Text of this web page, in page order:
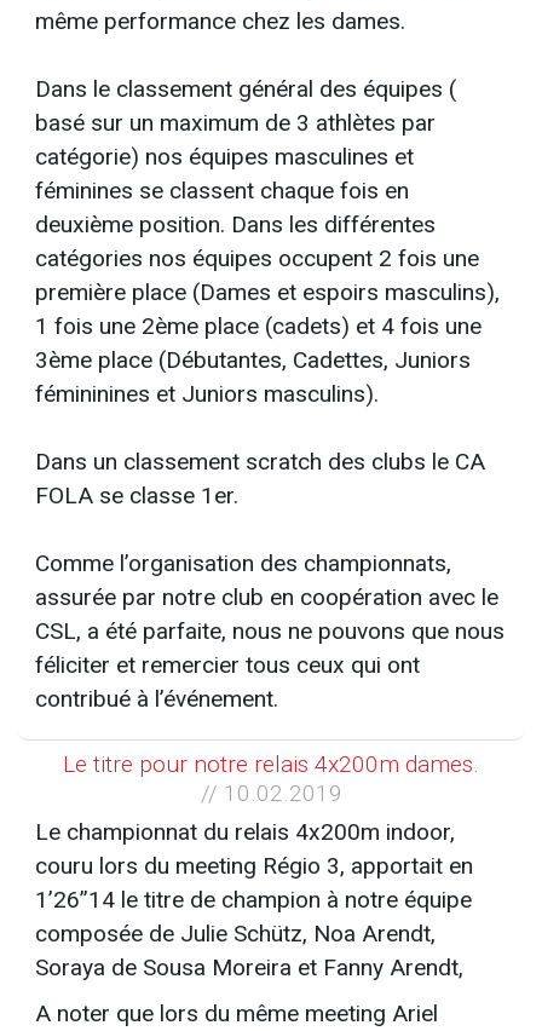
même performance chez les dames.
Dans le classement général des équipes (
basé sur un maximum de 3 athlètes par
catégorie) nos équipes masculines et
féminines se classent chaque fois en
deuxième position. Dans les différentes
catégories nos équipes occupent 2 fois une
première place (Dames et espoirs masculins),
1 fois une 2ème place (cadets) et 4 fois une
3ème place (Débutantes, Cadettes, Juniors
fémininines et Juniors masculins).
Dans un classement scratch des clubs le CA
FOLA se classe 1er.
Comme l’organisation des championnats,
assurée par notre club en coopération avec le
CSL, a été parfaite, nous ne pouvons que nous
féliciter et remercier tous ceux qui ont
contribué à l’événement.
Le titre pour notre relais 4x200m dames.
// 10.02.2019
Le championnat du relais 4x200m indoor,
couru lors du meeting Régio 3, apportait en
1’26’’14 le titre de champion à notre équipe
composée de Julie Schütz, Noa Arendt,
Soraya de Sousa Moreira et Fanny Arendt,
A noter que lors du même meeting Ariel